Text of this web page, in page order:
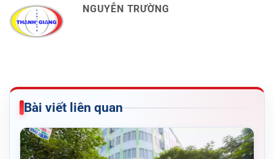
NGUYỄN TRƯỜNG
Bài viết liên quan